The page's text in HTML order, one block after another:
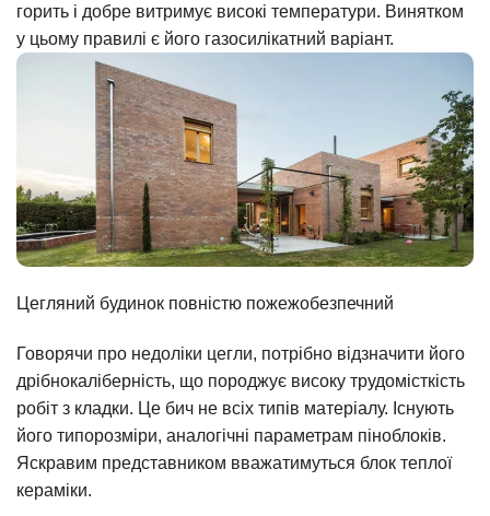
горить і добре витримує високі температури. Винятком
у цьому правилі є його газосилікатний варіант.
Цегляний будинок повністю пожежобезпечний
Говорячи про недоліки цегли, потрібно відзначити його
дрібнокаліберність, що породжує високу трудомісткість
робіт з кладки. Це бич не всіх типів матеріалу. Існують
його типорозміри, аналогічні параметрам піноблоків.
Яскравим представником вважатимуться блок теплої
кераміки.